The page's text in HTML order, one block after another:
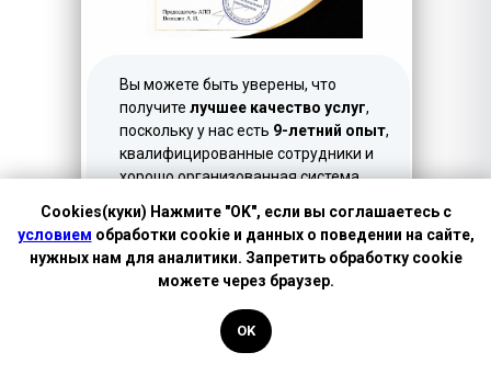
Cookies(куки) Нажмите "OK", если вы соглашаетесь с
условием обработки cookie и данных о поведении на сайте,
нужных нам для аналитики. Запретить обработку cookie
можете через браузер.
OK
LET'S GO!
Вы можете быть уверены, что
получите лучшее качество услуг,
поскольку у нас есть 9-летний опыт,
квалифицированные сотрудники и
хорошо организованная система
Более того, мы предлагаемсамые
низкие цены .
Обращаясь к нам - вы